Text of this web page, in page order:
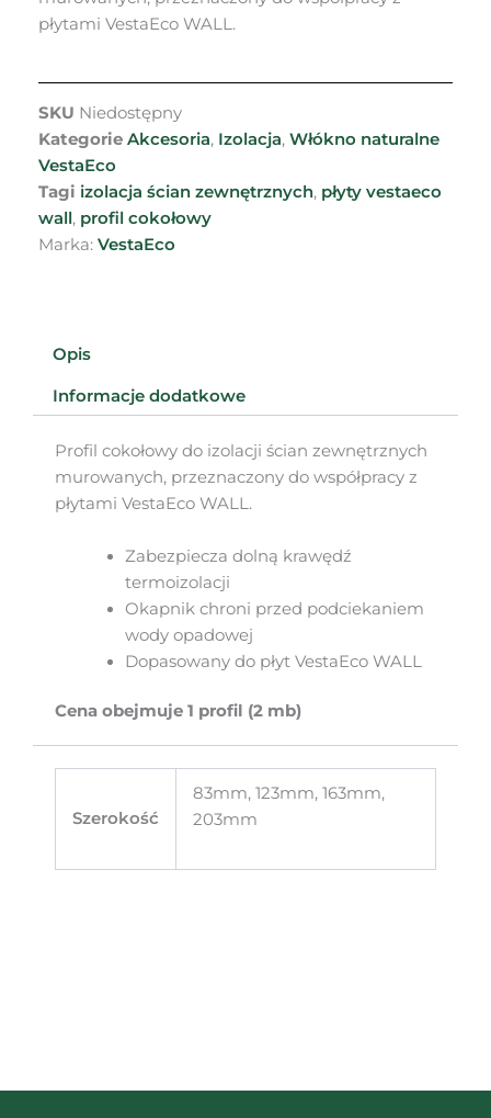
płytami VestaEco WALL.
SKU Niedostępny
Kategorie Akcesoria, Izolacja, Włókno naturalne
VestaEco
Tagi izolacja ścian zewnętrznych, płyty vestaeco
wall, profil cokołowy
Marka: VestaEco
Opis
Informacje dodatkowe
Profil cokołowy do izolacji ścian zewnętrznych
murowanych, przeznaczony do współpracy z
płytami VestaEco WALL.
Zabezpiecza dolną krawędź
termoizolacji
Okapnik chroni przed podciekaniem
wody opadowej
Dopasowany do płyt VestaEco WALL
Cena obejmuje 1 profil (2 mb)
Szerokość
83mm, 123mm, 163mm,
203mm